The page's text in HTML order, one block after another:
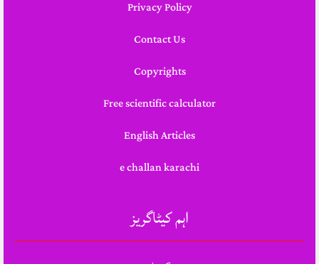
Privacy Policy
Contact Us
Copyrights
Free scientific calculator
English Articles
e challan karachi
اہم کیٹاگریز